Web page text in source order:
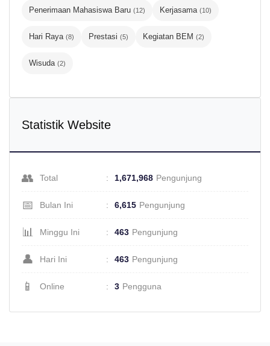
Penerimaan Mahasiswa Baru (12) Kerjasama (10)
Hari Raya (8) Prestasi (5) Kegiatan BEM (2)
Wisuda (2)
Statistik Website
👥 Total : 1,671,968 Pengunjung
📅 Bulan Ini : 6,615 Pengunjung
📊 Minggu Ini : 463 Pengunjung
👤 Hari Ini : 463 Pengunjung
📱 Online : 3 Pengguna